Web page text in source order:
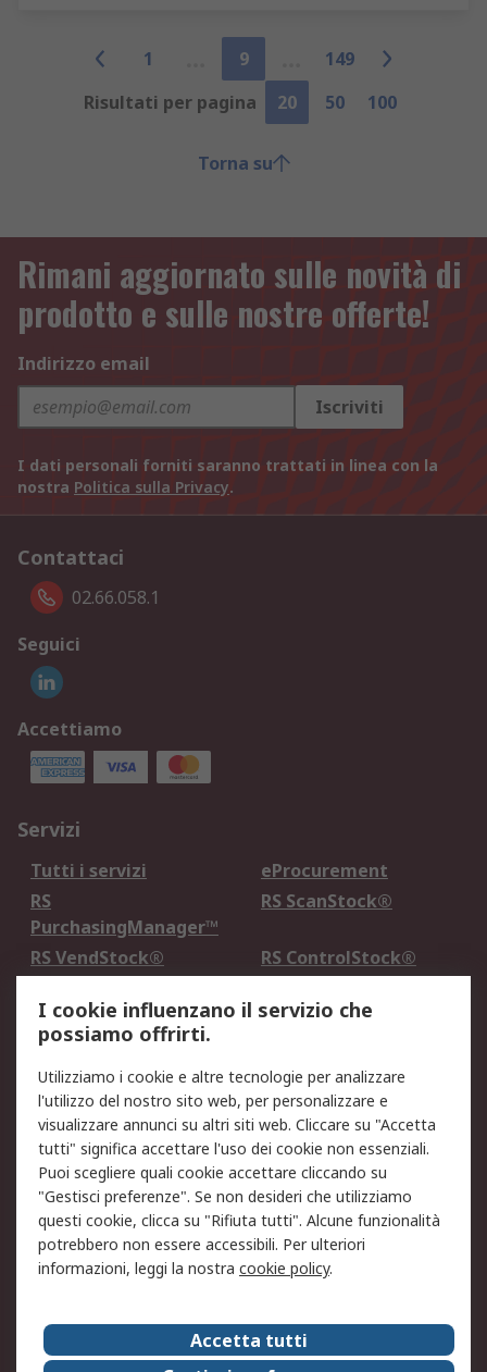
1 9
149
Risultati per pagina
20 50 100
Torna su
Rimani aggiornato sulle novità di
prodotto e sulle nostre offerte!
Indirizzo email
Iscriviti
I dati personali forniti saranno trattati in linea con la
nostra Politica sulla Privacy.
Contattaci
02.66.058.1
Seguici
Accettiamo
Servizi
Tutti i servizi
eProcurement
RS
PurchasingManager™
RS ScanStock®
RS VendStock®
RS ControlStock®
Legale
Informativa Cookie
Informativa Privacy -
Aggiornata
Email Security
Termini d'uso
Condizioni di vendita
Condizioni generali di
servizio
Etica e responsabilità
Chi Siamo
Chi Siamo
Contattaci
Supporto
ESG
I cookie influenzano il servizio che
possiamo offrirti.
Utilizziamo i cookie e altre tecnologie per analizzare
l'utilizzo del nostro sito web, per personalizzare e
visualizzare annunci su altri siti web. Cliccare su "Accetta
tutti" significa accettare l'uso dei cookie non essenziali.
Puoi scegliere quali cookie accettare cliccando su
"Gestisci preferenze". Se non desideri che utilizziamo
questi cookie, clicca su "Rifiuta tutti". Alcune funzionalità
potrebbero non essere accessibili. Per ulteriori
informazioni, leggi la nostra cookie policy.
Accetta tutti